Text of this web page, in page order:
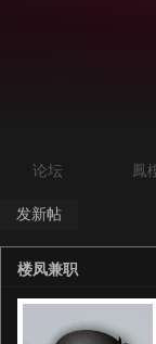
论坛 鳳
发新帖
楼凤兼职